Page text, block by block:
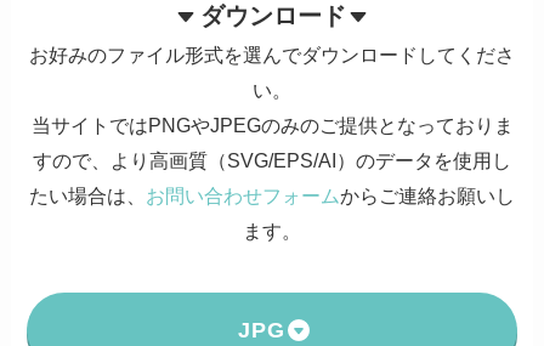
ダウンロード
お好みのファイル形式を選んでダウンロードしてくださ
い。
当サイトではPNGやJPEGのみのご提供となっておりま
すので、より高画質（SVG/EPS/AI）のデータを使用し
たい場合は、 お問い合わせフォームからご連絡お願いし
ます。
JPG